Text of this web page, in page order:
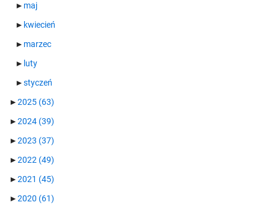
► maj
► kwiecień
► marzec
► luty
►styczeń
►2025 (63)
►2024 (39)
►2023 (37)
►2022 (49)
►2021 (45)
►2020 (61)